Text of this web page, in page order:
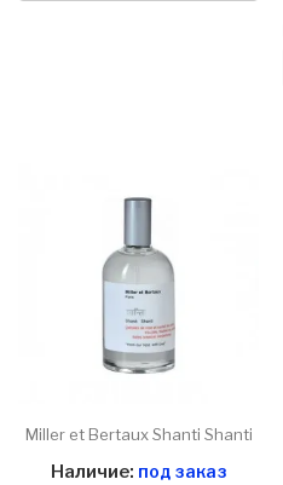
Miller et Bertaux Shanti Shanti
Наличие: под заказ